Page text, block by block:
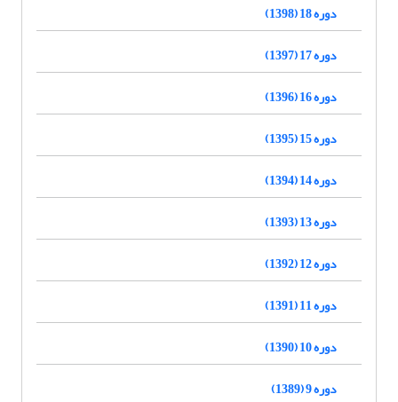
دوره 18 (1398)
دوره 17 (1397)
دوره 16 (1396)
دوره 15 (1395)
دوره 14 (1394)
دوره 13 (1393)
دوره 12 (1392)
دوره 11 (1391)
دوره 10 (1390)
دوره 9 (1389)